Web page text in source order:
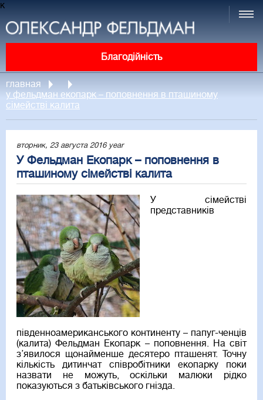
к
Благодійність
главная
у фельдман екопарк – поповнення в пташиному
сімействі калита
вторник, 23 августа 2016 year
У Фельдман Екопарк – поповнення в
пташиному сімействі калита
У сімействі
представників
південноамериканського континенту – папуг-ченців
(калита) Фельдман Екопарк – поповнення. На світ
з’явилося щонайменше десятеро пташенят. Точну
кількість дитинчат співробітники екопарку поки
назвати не можуть, оскільки малюки рідко
показуються з батьківського гнізда.